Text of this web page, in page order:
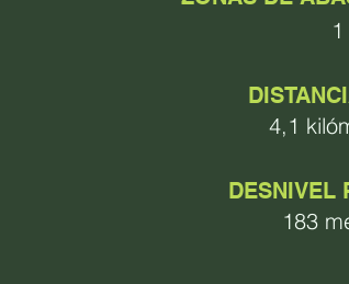
1
4,1
DESNIVEL
183